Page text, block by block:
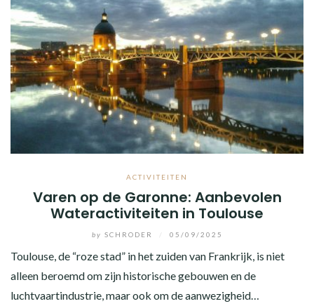
ACTIVITEITEN
Varen op de Garonne: Aanbevolen
Wateractiviteiten in Toulouse
by SCHRODER 05/09/2025
Toulouse, de “roze stad” in het zuiden van Frankrijk, is niet
alleen beroemd om zijn historische gebouwen en de
luchtvaartindustrie, maar ook om de aanwezigheid…